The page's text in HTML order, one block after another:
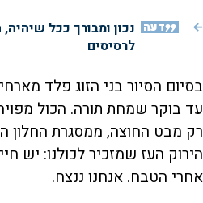
דעה נכון ומבורך ככל
לרסיסים
בסיום הסיור בני הזוג פלד
עד בוקר שמחת תורה. הכול
רק מבט החוצה, ממסגרת החלון
הירוק העז שמזכיר לכולנו: יש
אחרי הטבח. אנחנו ננצח.